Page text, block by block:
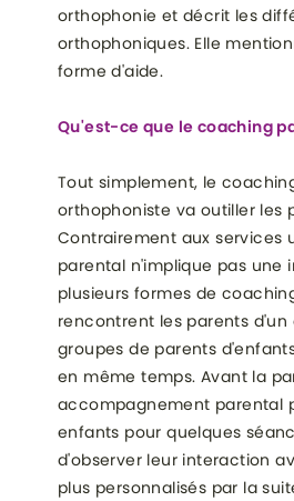
orthophonie et décrit les
orthophoniques. Elle
forme d'aide.
Qu'est-ce que le coaching
Tout simplement, le
orthophoniste va outiller les
Contrairement aux services
parental n'implique pas une
plusieurs formes de
rencontrent les parents
groupes de parents
en même temps. Avant la
accompagnement parental
enfants pour quelques
d'observer leur interaction
plus personnalisés par la